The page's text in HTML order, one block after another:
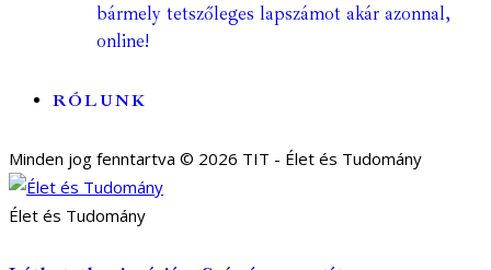
bármely tetszőleges lapszámot akár azonnal,
online!
RÓLUNK
Minden jog fenntartva © 2026 TIT - Élet és Tudomány
Élet és Tudomány